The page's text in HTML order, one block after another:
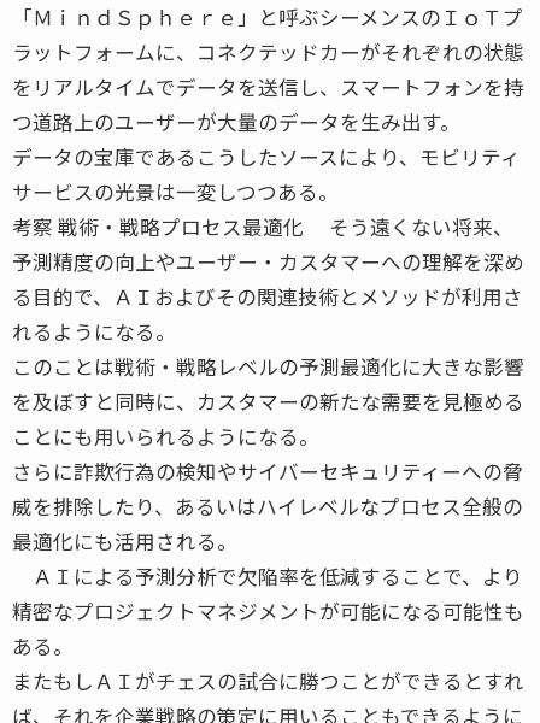
「ＭｉｎｄＳｐｈｅｒｅ」と呼ぶシーメンスのＩｏＴプ
ラットフォームに、コネクテッドカーがそれぞれの状態
をリアルタイムでデータを送信し、スマートフォンを持
つ道路上のユーザーが大量のデータを生み出す。
データの宝庫であるこうしたソースにより、モビリティ
サービスの光景は一変しつつある。
考察 戦術・戦略プロセス最適化 そう遠くない将来、
予測精度の向上やユーザー・カスタマーへの理解を深め
る目的で、ＡＩおよびその関連技術とメソッドが利用さ
れるようになる。
このことは戦術・戦略レベルの予測最適化に大きな影響
を及ぼすと同時に、カスタマーの新たな需要を見極める
ことにも用いられるようになる。
さらに詐欺行為の検知やサイバーセキュリティーへの脅
威を排除したり、あるいはハイレベルなプロセス全般の
最適化にも活用される。
ＡＩによる予測分析で欠陥率を低減することで、より
精密なプロジェクトマネジメントが可能になる可能性も
ある。
またもしＡＩがチェスの試合に勝つことができるとすれ
ば、それを企業戦略の策定に用いることもできるように